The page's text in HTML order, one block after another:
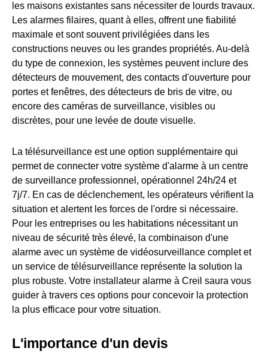
les maisons existantes sans nécessiter de lourds travaux.
Les alarmes filaires, quant à elles, offrent une fiabilité
maximale et sont souvent privilégiées dans les
constructions neuves ou les grandes propriétés. Au-delà
du type de connexion, les systèmes peuvent inclure des
détecteurs de mouvement, des contacts d'ouverture pour
portes et fenêtres, des détecteurs de bris de vitre, ou
encore des caméras de surveillance, visibles ou
discrètes, pour une levée de doute visuelle.
La télésurveillance est une option supplémentaire qui
permet de connecter votre système d'alarme à un centre
de surveillance professionnel, opérationnel 24h/24 et
7j/7. En cas de déclenchement, les opérateurs vérifient la
situation et alertent les forces de l'ordre si nécessaire.
Pour les entreprises ou les habitations nécessitant un
niveau de sécurité très élevé, la combinaison d'une
alarme avec un système de vidéosurveillance complet et
un service de télésurveillance représente la solution la
plus robuste. Votre installateur alarme à Creil saura vous
guider à travers ces options pour concevoir la protection
la plus efficace pour votre situation.
L'importance d'un devis